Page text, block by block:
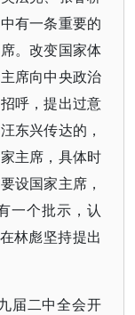
有一条重要的
。改变国家体
席向中央政治
呼，提出过意
东兴传达的，
主席，具体时
设国家主席，
一个批示，认
林彪坚持提出
届二中全会开